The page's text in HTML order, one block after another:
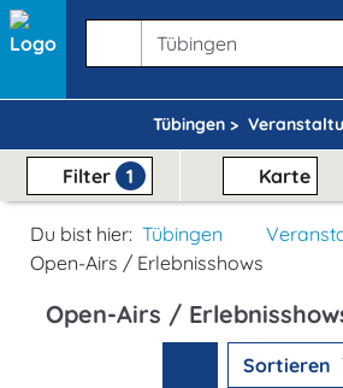
Tübingen >
Filter 1 Karte
Du bist hier: Tübingen
Open-Airs / Erlebnisshows
Open-Airs /
Sortieren